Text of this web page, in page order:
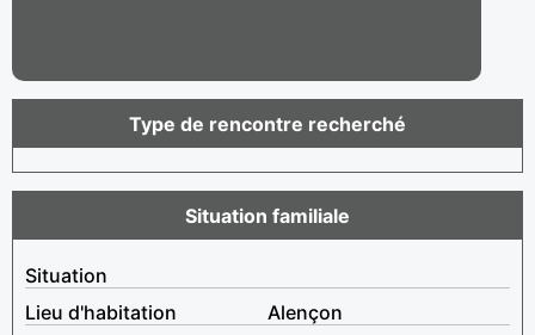
Type de rencontre recherché
Situation familiale
Situation
Lieu d'habitation
Alençon